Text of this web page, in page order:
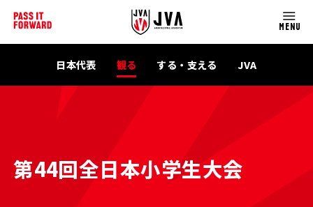
MENU
日本代表 観る する・支える JVA
第44回全日本小学生大会